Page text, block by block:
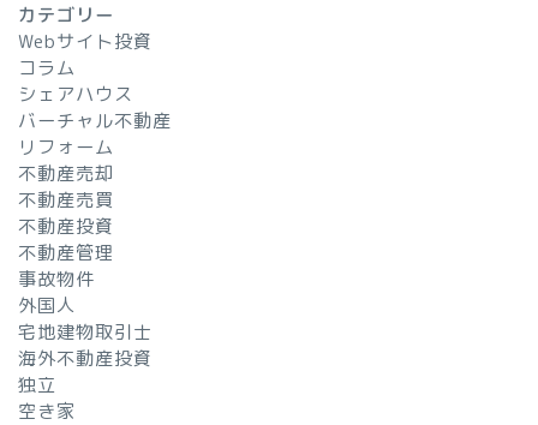
カテゴリー
Webサイト投資
コラム
シェアハウス
バーチャル不動産
リフォーム
不動産売却
不動産売買
不動産投資
不動産管理
事故物件
外国人
宅地建物取引士
海外不動産投資
独立
空き家